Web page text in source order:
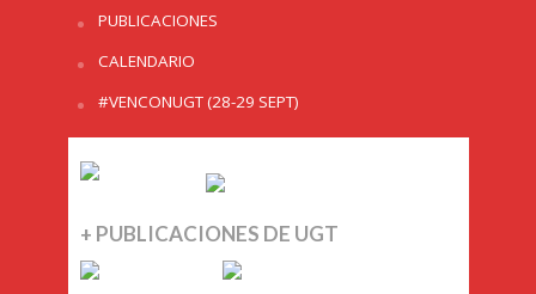
PUBLICACIONES
CALENDARIO
#VENCONUGT (28-29 SEPT)
+ PUBLICACIONES DE UGT